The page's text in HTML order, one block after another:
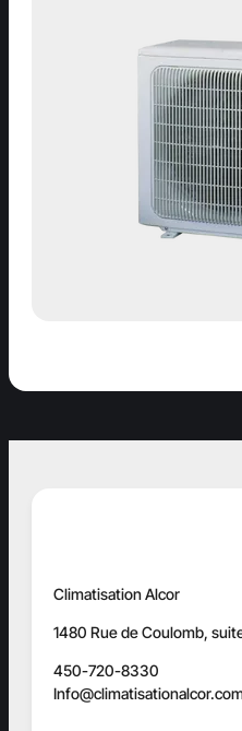
Climatisation Alcor
1480 Rue de Coulomb,
450-720-8330